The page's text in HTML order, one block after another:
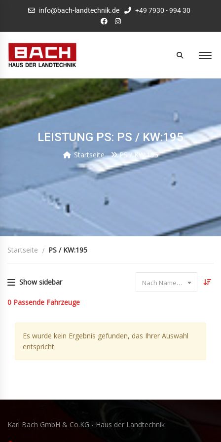
info@bach-landtechnik.de +49 7930 - 994 30
LEISTUNG PS: PS / KW:195
Startseite PS / KW:195
Startseite PS / KW:195
Show sidebar Nach Name sortieren
0 Passende Fahrzeuge
Es wurde kein Ergebnis gefunden, das Ihrer Auswahl
entspricht.
Karl Bach GmbH & Co.KG - Haus der Landtechnik